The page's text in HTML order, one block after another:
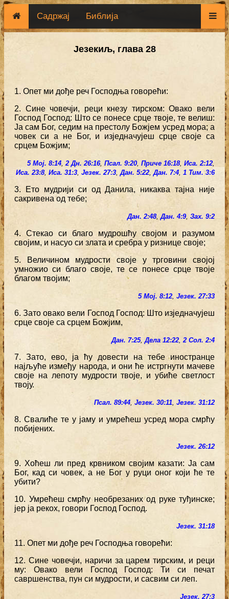
Садржај Библија
Језекиљ, глава 28
1. Опет ми дође реч Господња говорећи:
2. Сине човечји, реци кнезу тирском: Овако вели
Господ Господ: Што се понесе срце твоје, те велиш:
Ја сам Бог, седим на престолу Божјем усред мора; а
човек си а не Бог, и изједначујеш срце своје са
срцем Божјим;
5 Мој. 8:14,2 Дн. 26:16, Псал. 9:20, Приче 16:18, Иса. 2:12,
Иса. 23:8, Иса. 31:3, Језек. 27:3,Дан. 5:22,Дан. 7:4, 1 Тим. 3:6
3. Ето мудрији си од Данила, никаква тајна није
сакривена од тебе;
Дан. 2:48,Дан. 4:9, Зах. 9:2
4. Стекао си благо мудрошћу својом и разумом
својим, и насуо си злата и сребра у ризнице своје;
5. Величином мудрости своје у трговини својој
умножио си благо своје, те се понесе срце твоје
благом твојим;
5 Мој. 8:12, Језек. 27:33
6. Зато овако вели Господ Господ: Што изједначујеш
срце своје са срцем Божјим,
Дан. 7:25,Дела 12:22,2 Сол. 2:4
7. Зато, ево, ја ћу довести на тебе иностранце
најљуће између народа, и они ће истргнути мачеве
своје на лепоту мудрости твоје, и убиће светлост
твоју.
Псал. 89:44, Језек. 30:11, Језек. 31:12
8. Свалиће те у јаму и умрећеш усред мора смрћу
побијених.
Језек. 26:12
9. Хоћеш ли пред крвником својим казати: Ја сам
Бог, кад си човек, а не Бог у руци оног који ће те
убити?
10. Умрећеш смрћу необрезаних од руке туђинске;
јер ја рекох, говори Господ Господ.
Језек. 31:18
11. Опет ми дође реч Господња говорећи:
12. Сине човечји, наричи за царем тирским, и реци
му: Овако вели Господ Господ: Ти си печат
савршенства, пун си мудрости, и сасвим си леп.
Језек. 27:3